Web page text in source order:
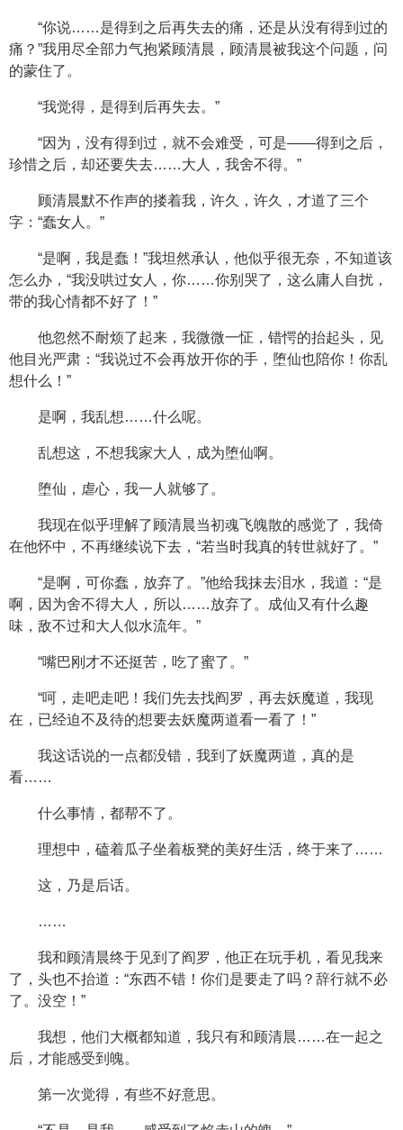
“你说……是得到之后再失去的痛，还是从没有得到过的
痛？”我用尽全部力气抱紧顾清晨，顾清晨被我这个问题，问
的蒙住了。
“我觉得，是得到后再失去。”
“因为，没有得到过，就不会难受，可是——得到之后，
珍惜之后，却还要失去……大人，我舍不得。”
顾清晨默不作声的搂着我，许久，许久，才道了三个
字：“蠢女人。”
“是啊，我是蠢！”我坦然承认，他似乎很无奈，不知道该
怎么办，“我没哄过女人，你……你别哭了，这么庸人自扰，
带的我心情都不好了！”
他忽然不耐烦了起来，我微微一怔，错愕的抬起头，见
他目光严肃：“我说过不会再放开你的手，堕仙也陪你！你乱
想什么！”
是啊，我乱想……什么呢。
乱想这，不想我家大人，成为堕仙啊。
堕仙，虐心，我一人就够了。
我现在似乎理解了顾清晨当初魂飞魄散的感觉了，我倚
在他怀中，不再继续说下去，“若当时我真的转世就好了。”
“是啊，可你蠢，放弃了。”他给我抹去泪水，我道：“是
啊，因为舍不得大人，所以……放弃了。成仙又有什么趣
味，敌不过和大人似水流年。”
“嘴巴刚才不还挺苦，吃了蜜了。”
“呵，走吧走吧！我们先去找阎罗，再去妖魔道，我现
在，已经迫不及待的想要去妖魔两道看一看了！”
我这话说的一点都没错，我到了妖魔两道，真的是
看……
什么事情，都帮不了。
理想中，磕着瓜子坐着板凳的美好生活，终于来了……
这，乃是后话。
……
我和顾清晨终于见到了阎罗，他正在玩手机，看见我来
了，头也不抬道：“东西不错！你们是要走了吗？辞行就不必
了。没空！”
我想，他们大概都知道，我只有和顾清晨……在一起之
后，才能感受到魄。
第一次觉得，有些不好意思。